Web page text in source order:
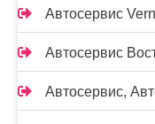
Автосервис
Автосервис
Автосервис,